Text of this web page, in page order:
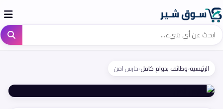
الرئيسية›وظائف بدوام كامل›حارس امن